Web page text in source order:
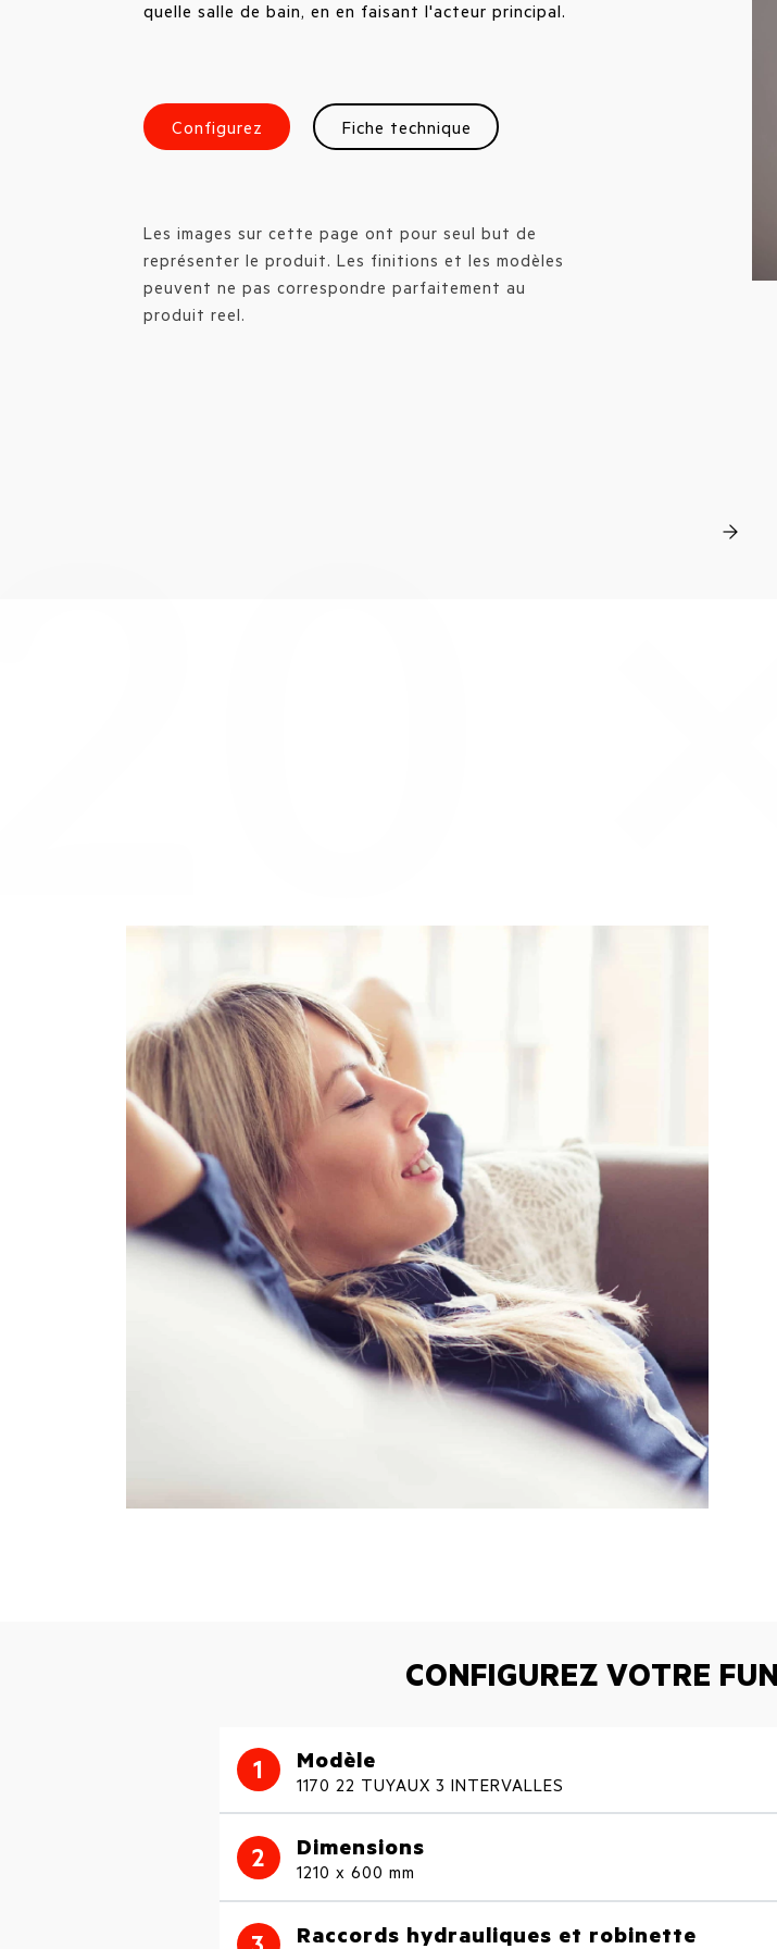
quelle salle de bain, en en faisant l'acteur principal.
Configurez Fiche technique
Les images sur cette page ont pour seul but de
représenter le produit. Les finitions et les modèles
peuvent ne pas correspondre parfaitement au
produit reel.
CONFIGUREZ VOTRE
1 Modèle
1170 22 TUYAUX 3 INTERVALLES
2 Dimensions
1210 x 600 mm
Raccords hydrauliques et robinette